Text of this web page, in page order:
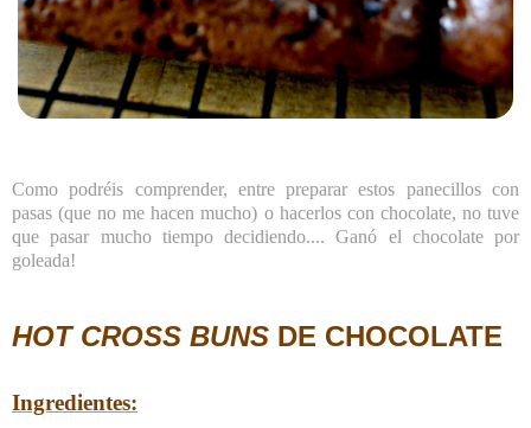
Como podréis comprender, entre preparar estos panecillos con
pasas (que no me hacen mucho) o hacerlos con chocolate, no tuve
que pasar mucho tiempo decidiendo.... Ganó el chocolate por
goleada!
HOT CROSS BUNS DE CHOCOLATE
Ingredientes: